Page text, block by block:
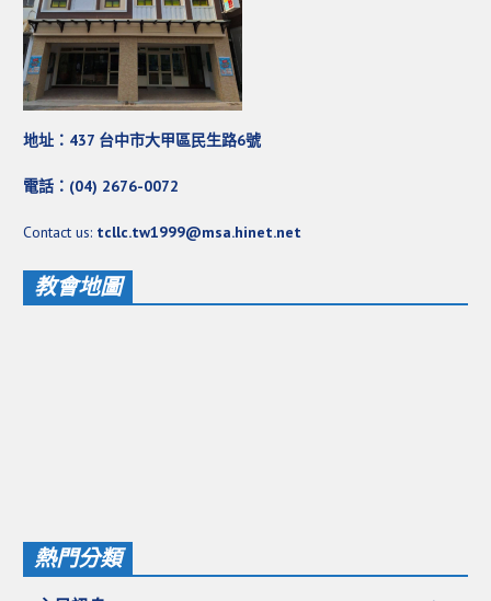
地址：437 台中市大甲區民生路6號
電話：(04) 2676-0072
Contact us: tcllc.tw1999@msa.hinet.net
教會地圖
熱門分類